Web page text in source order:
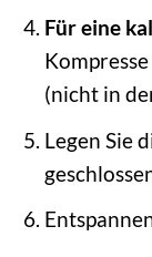
Für eine
(nicht in
Legen Sie